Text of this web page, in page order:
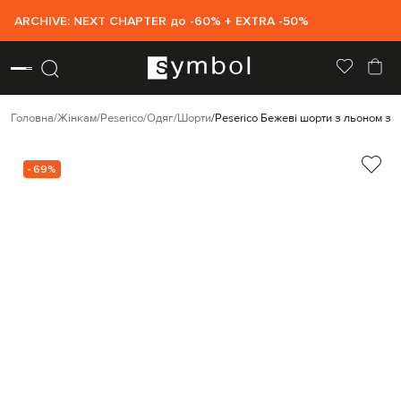
ARCHIVE: NEXT CHAPTER до -60% + EXTRA -50%
Головна Жінкам Peserico Одяг Шорти Peserico Бежеві шорти з льоном з
- 69%